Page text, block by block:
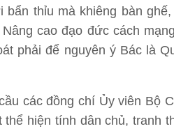
thỉu mà khiêng bàn
Nâng cao đạo đức cách
phải để nguyên ý Bác là
các đồng chí Ủy viên Bộ
thể hiện tính dân chủ, tranh